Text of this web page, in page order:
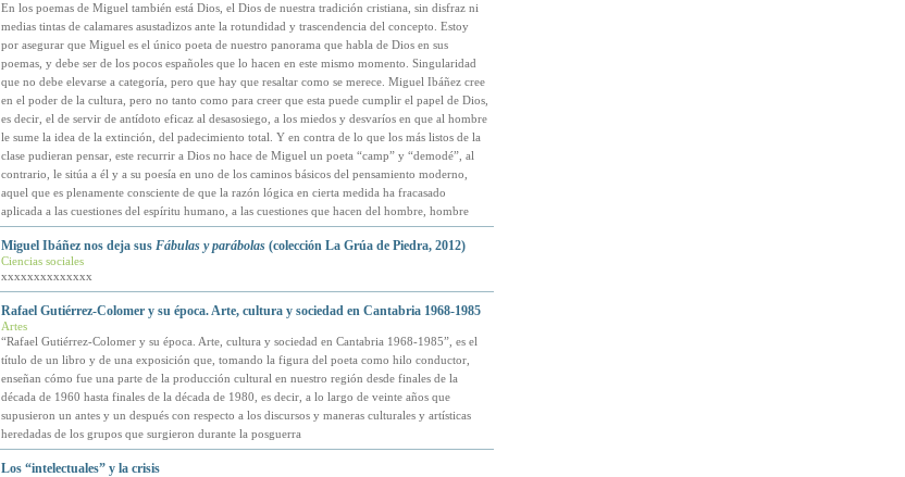
En los poemas de Miguel también está Dios, el Dios de nuestra tradición cristiana, sin disfraz ni
medias tintas de calamares asustadizos ante la rotundidad y trascendencia del concepto. Estoy
por asegurar que Miguel es el único poeta de nuestro panorama que habla de Dios en sus
poemas, y debe ser de los pocos españoles que lo hacen en este mismo momento. Singularidad
que no debe elevarse a categoría, pero que hay que resaltar como se merece. Miguel Ibáñez cree
en el poder de la cultura, pero no tanto como para creer que esta puede cumplir el papel de Dios,
es decir, el de servir de antídoto eficaz al desasosiego, a los miedos y desvaríos en que al hombre
le sume la idea de la extinción, del padecimiento total. Y en contra de lo que los más listos de la
clase pudieran pensar, este recurrir a Dios no hace de Miguel un poeta “camp” y “demodé”, al
contrario, le sitúa a él y a su poesía en uno de los caminos básicos del pensamiento moderno,
aquel que es plenamente consciente de que la razón lógica en cierta medida ha fracasado
aplicada a las cuestiones del espíritu humano, a las cuestiones que hacen del hombre, hombre
Miguel Ibáñez nos deja sus Fábulas y parábolas(colección La Grúa de Piedra, 2012)
Ciencias sociales
xxxxxxxxxxxxxx
Rafael Gutiérrez-Colomer y su época. Arte, cultura y sociedad en Cantabria 1968-1985
Artes
“Rafael Gutiérrez-Colomer y su época. Arte, cultura y sociedad en Cantabria 1968-1985”, es el
título de un libro y de una exposición que, tomando la figura del poeta como hilo conductor,
enseñan cómo fue una parte de la producción cultural en nuestro región desde finales de la
década de 1960 hasta finales de la década de 1980, es decir, a lo largo de veinte años que
supusieron un antes y un después con respecto a los discursos y maneras culturales y artísticas
heredadas de los grupos que surgieron durante la posguerra
Los “intelectuales” y la crisis